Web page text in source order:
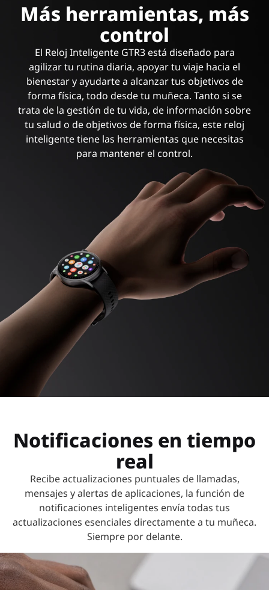
Más herramientas, más
control
El Reloj Inteligente GTR3 está diseñado para
agilizar tu rutina diaria, apoyar tu viaje hacia el
bienestar y ayudarte a alcanzar tus objetivos de
forma física, todo desde tu muñeca. Tanto si se
trata de la gestión de tu vida, de información sobre
tu salud o de objetivos de forma física, este reloj
inteligente tiene las herramientas que necesitas
para mantener el control.
Notificaciones en tiempo
real
Recibe actualizaciones puntuales de llamadas,
mensajes y alertas de aplicaciones, la función de
notificaciones inteligentes envía todas tus
actualizaciones esenciales directamente a tu muñeca.
Siempre por delante.